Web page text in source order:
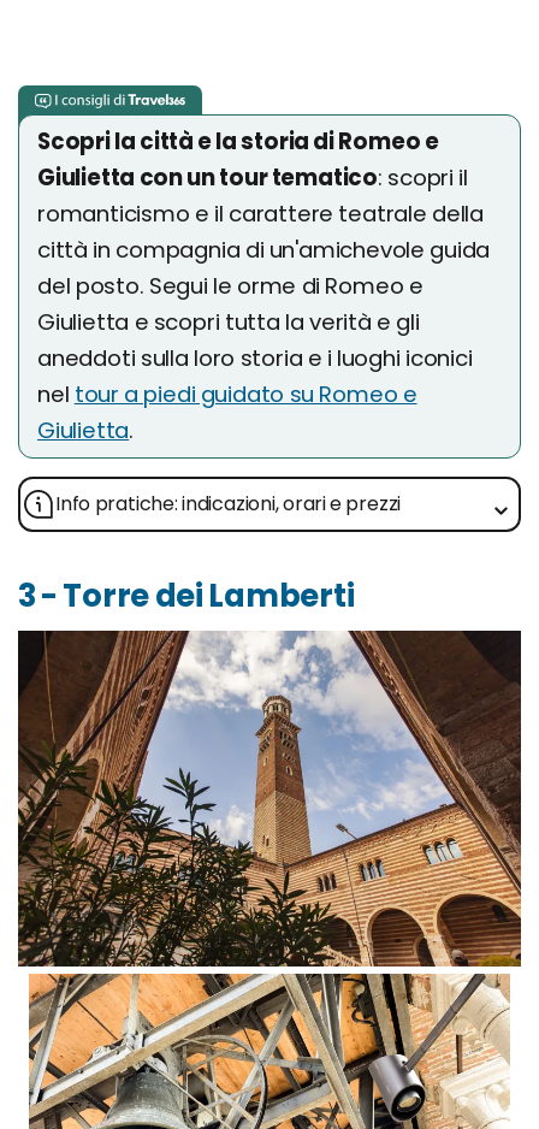
Scopri la città e la storia di Romeo e
Giulietta con un tour tematico: scopri il
romanticismo e il carattere teatrale della
città in compagnia di un'amichevole guida
del posto. Segui le orme di Romeo e
Giulietta e scopri tutta la verità e gli
aneddoti sulla loro storia e i luoghi iconici
nel tour a piedi guidato su Romeo e
Giulietta.
Info pratiche: indicazioni, orari e prezzi
3 - Torre dei Lamberti